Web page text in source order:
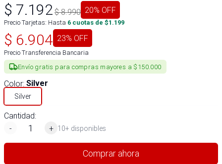
$ 7.192 $8.990 20% OFF
Precio Tarjetas: Hasta 6 cuotas de $1.199
$ 6.904 23% OFF
Precio Transferencia Bancaria
Envío gratis para compras mayores a $150.000
Color: Silver
Silver
Cantidad:
-
+ 10+ disponibles
Comprar ahora